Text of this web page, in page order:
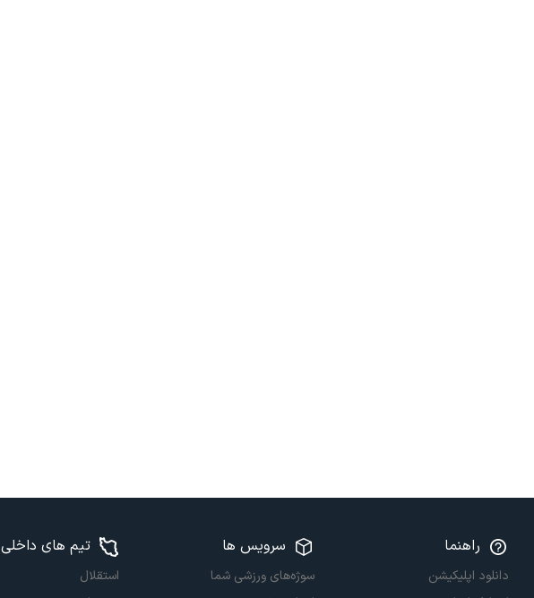
راهنما
دانلود اپلیکیشن
سرویس ها
سوژه‌های ورزشی شما
تیم های داخلی
استقلال